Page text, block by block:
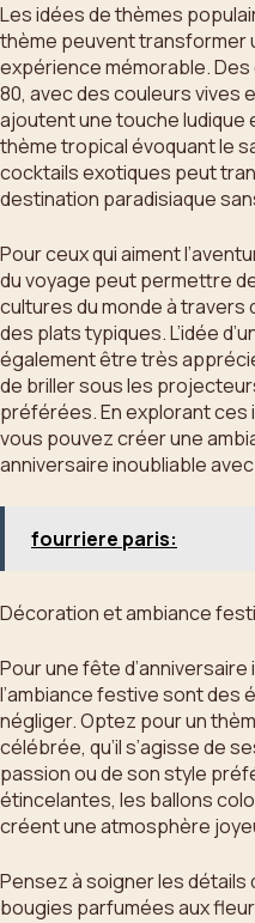
Les idées de thèmes
thème peuvent transformer
expérience mémorable.
80, avec des couleurs vives
ajoutent une touche ludique
thème tropical évoquant le
cocktails exotiques peut
destination paradisiaque
Pour ceux qui aiment
du voyage peut permettre
cultures du monde à
des plats typiques. L’idée
également être très
de briller sous les
préférées. En explorant ces
vous pouvez créer une
anniversaire inoubliable
fourriere paris:
Décoration et ambiance
Pour une fête
l’ambiance festive sont des
négliger. Optez pour un
célébrée, qu’il s’agisse de
passion ou de son style
étincelantes, les ballons
créent une atmosphère
Pensez à soigner les
bougies parfumées aux